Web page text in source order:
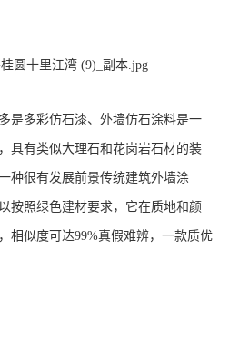
是多彩仿石漆、 外墙仿石涂料是一
具有类似大理石和花岗岩石材的装
种很有发展前景传统建筑外墙涂
按照绿色建材要求， 它在质地和颜
相似度可达99%真假难辨，一款质优